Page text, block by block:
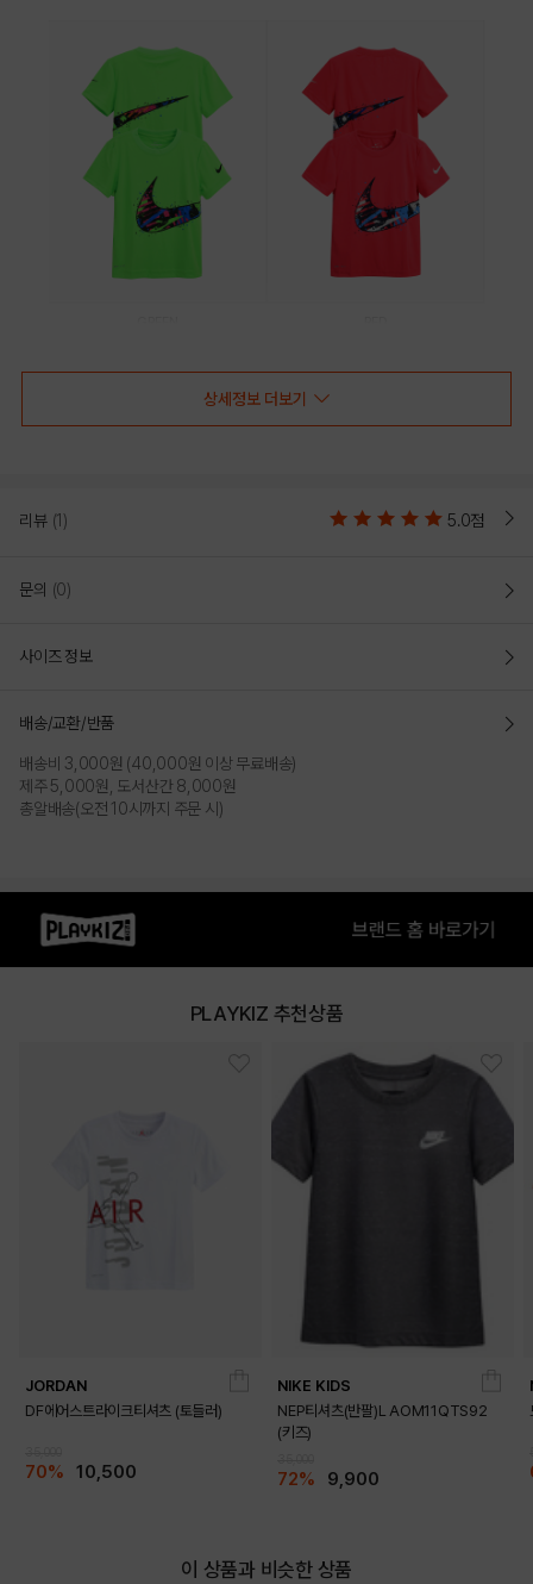
PRODUCT VIEW
상세정보 더보기
리뷰 (1) 5.0점
문의 (0)
사이즈 정보
배송/교환/반품
배송비 3,000원 (40,000원 이상 무료배송)
제주 5,000원, 도서산간 8,000원
총알배송(오전 10시까지 주문 시)
PLAYKIZ 추천상품
JORDAN
DF에어스트라이크티셔츠 (토들러)
70% 10,500
NIKE KIDS
NEP티셔츠(반팔)L AOM11QTS92
(키즈)
72% 9,900
이 상품과 비슷한 상품